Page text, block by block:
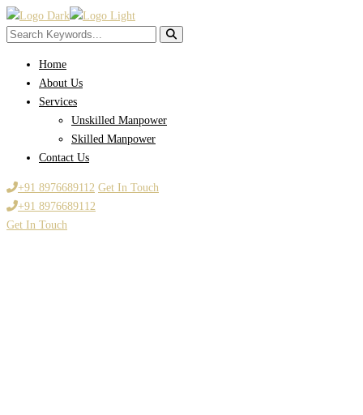
Home
About Us
Services
Unskilled Manpower
Skilled Manpower
Contact Us
+91 8976689112 Get In Touch
+91 8976689112
Get In Touch